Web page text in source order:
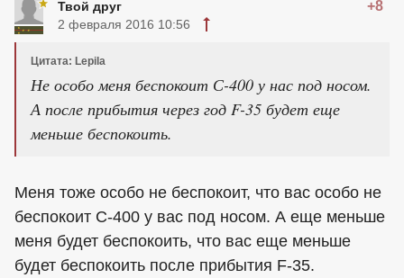
Твой друг +8
2 февраля 2016 10:56
Цитата: Lepila
Не особо меня беспокоит С-400 у нас под носом.
А после прибытия через год F-35 будет еще
меньше беспокоить.
Меня тоже особо не беспокоит, что вас особо не
беспокоит С-400 у вас под носом. А еще меньше
меня будет беспокоить, что вас еще меньше
будет беспокоить после прибытия F-35.